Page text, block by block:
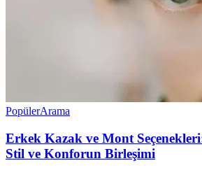
PopülerArama
Erkek Kazak ve Mont
Stil ve Konforun Birleşimi